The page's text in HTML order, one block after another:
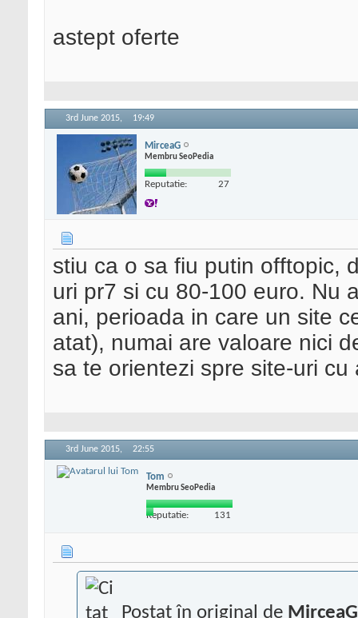
astept oferte
3rd June 2015, 19:49
MirceaG
Membru SeoPedia
Reputatie: 27
stiu ca o sa fiu putin offtopic,
uri pr7 si cu 80-100 euro. Nu
ani, perioada in care un site
atat), numai are valoare nici
sa te orientezi spre site-uri
3rd June 2015, 22:55
Tom
Membru SeoPedia
Reputatie: 131
Postat în original de MirceaG